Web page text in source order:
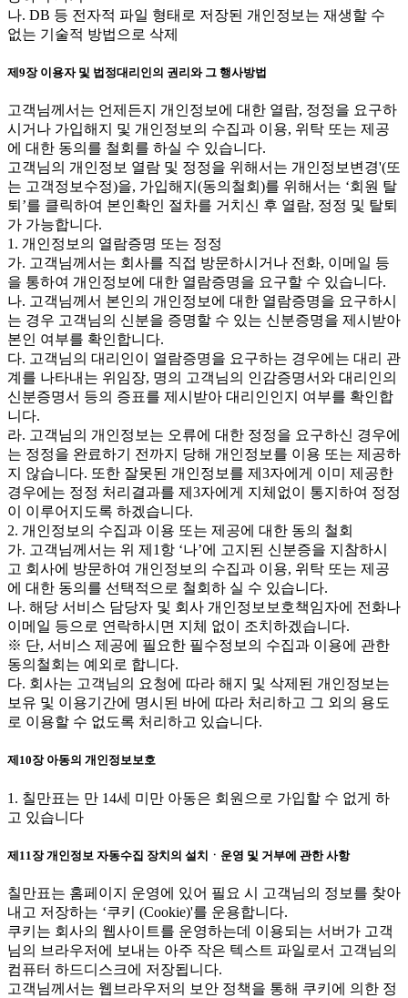
나. DB 등 전자적 파일 형태로 저장된 개인정보는 재생할 수
없는 기술적 방법으로 삭제
제9장 이용자 및 법정대리인의 권리와 그 행사방법
고객님께서는 언제든지 개인정보에 대한 열람, 정정을 요구하
시거나 가입해지 및 개인정보의 수집과 이용, 위탁 또는 제공
에 대한 동의를 철회를 하실 수 있습니다.
고객님의 개인정보 열람 및 정정을 위해서는 개인정보변경'(또
는 고객정보수정)을, 가입해지(동의철회)를 위해서는 ‘회원 탈
퇴’를 클릭하여 본인확인 절차를 거치신 후 열람, 정정 및 탈퇴
가 가능합니다.
1. 개인정보의 열람증명 또는 정정
가. 고객님께서는 회사를 직접 방문하시거나 전화, 이메일 등
을 통하여 개인정보에 대한 열람증명을 요구할 수 있습니다.
나. 고객님께서 본인의 개인정보에 대한 열람증명을 요구하시
는 경우 고객님의 신분을 증명할 수 있는 신분증명을 제시받아
본인 여부를 확인합니다.
다. 고객님의 대리인이 열람증명을 요구하는 경우에는 대리 관
계를 나타내는 위임장, 명의 고객님의 인감증명서와 대리인의
신분증명서 등의 증표를 제시받아 대리인인지 여부를 확인합
니다.
라. 고객님의 개인정보는 오류에 대한 정정을 요구하신 경우에
는 정정을 완료하기 전까지 당해 개인정보를 이용 또는 제공하
지 않습니다. 또한 잘못된 개인정보를 제3자에게 이미 제공한
경우에는 정정 처리결과를 제3자에게 지체없이 통지하여 정정
이 이루어지도록 하겠습니다.
2. 개인정보의 수집과 이용 또는 제공에 대한 동의 철회
가. 고객님께서는 위 제1항 ‘나’에 고지된 신분증을 지참하시
고 회사에 방문하여 개인정보의 수집과 이용, 위탁 또는 제공
에 대한 동의를 선택적으로 철회하 실 수 있습니다.
나. 해당 서비스 담당자 및 회사 개인정보보호책임자에 전화나
이메일 등으로 연락하시면 지체 없이 조치하겠습니다.
※ 단, 서비스 제공에 필요한 필수정보의 수집과 이용에 관한
동의철회는 예외로 합니다.
다. 회사는 고객님의 요청에 따라 해지 및 삭제된 개인정보는
보유 및 이용기간에 명시된 바에 따라 처리하고 그 외의 용도
로 이용할 수 없도록 처리하고 있습니다.
제10장 아동의 개인정보보호
1. 칠만표는 만 14세 미만 아동은 회원으로 가입할 수 없게 하
고 있습니다
제11장 개인정보 자동수집 장치의 설치ㆍ운영 및 거부에 관한 사항
칠만표는 홈페이지 운영에 있어 필요 시 고객님의 정보를 찾아
내고 저장하는 ‘쿠키 (Cookie)'를 운용합니다.
쿠키는 회사의 웹사이트를 운영하는데 이용되는 서버가 고객
님의 브라우저에 보내는 아주 작은 텍스트 파일로서 고객님의
컴퓨터 하드디스크에 저장됩니다.
고객님께서는 웹브라우저의 보안 정책을 통해 쿠키에 의한 정